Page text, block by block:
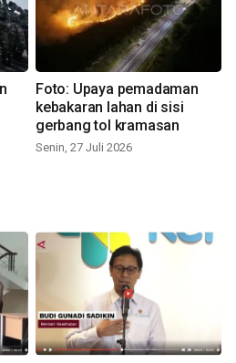
Foto: Upaya pemadaman
kebakaran lahan di sisi
gerbang tol kramasan
Senin, 27 Juli 2026